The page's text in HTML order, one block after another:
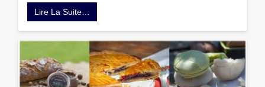
Lire La Suite…